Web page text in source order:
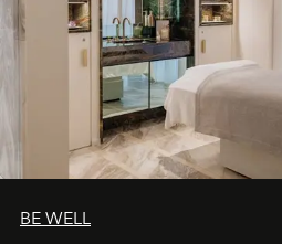
BE WELL